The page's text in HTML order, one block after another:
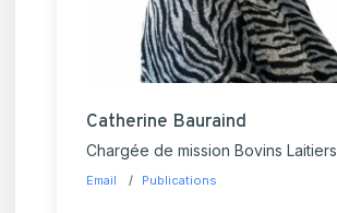
Catherine Bauraind
Chargée de mission Bovins Laitiers
Email Publications